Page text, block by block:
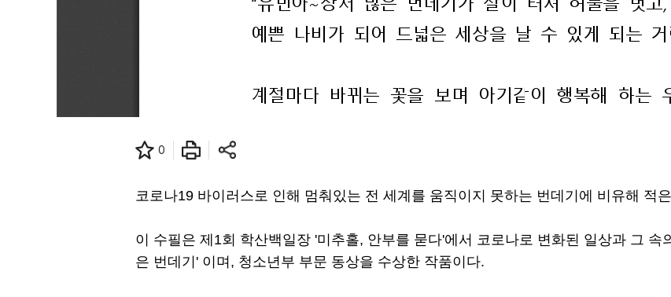
0
코로나19 바이러스로 인해 멈춰있는 전 세계를 움직이지 못하는 번데기에 비유해 적
이 수필은 제1회 학산백일장 '미추홀, 안부를 묻다'에서 코로나로 변화된 일상과 그
은 번데기' 이며, 청소년부 부문 동상을 수상한 작품이다.